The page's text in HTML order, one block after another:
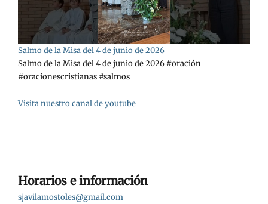
Salmo de la Misa del 4 de junio de 2026
Salmo de la Misa del 4 de junio de 2026 #oración
#oracionescristianas #salmos
Visita nuestro canal de youtube
Horarios e información
sjavilamostoles@gmail.com